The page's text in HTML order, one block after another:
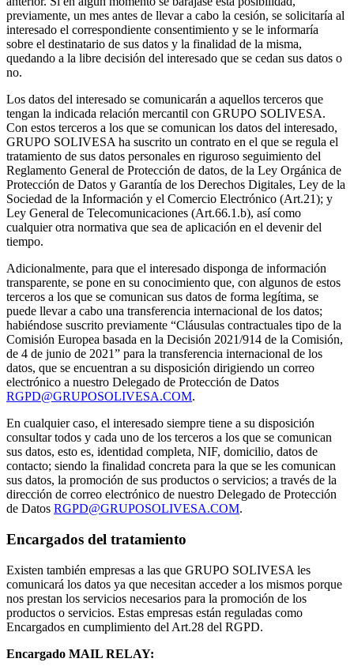
previamente, un mes antes de llevar a cabo la cesión, se solicitaría al
interesado el correspondiente consentimiento y se le informaría
sobre el destinatario de sus datos y la finalidad de la misma,
quedando a la libre decisión del interesado que se cedan sus datos o
no.
Los datos del interesado se comunicarán a aquellos terceros que
tengan la indicada relación mercantil con GRUPO SOLIVESA.
Con estos terceros a los que se comunican los datos del interesado,
GRUPO SOLIVESA ha suscrito un contrato en el que se regula el
tratamiento de sus datos personales en riguroso seguimiento del
Reglamento General de Protección de datos, de la Ley Orgánica de
Protección de Datos y Garantía de los Derechos Digitales, Ley de la
Sociedad de la Información y el Comercio Electrónico (Art.21); y
Ley General de Telecomunicaciones (Art.66.1.b), así como
cualquier otra normativa que sea de aplicación en el devenir del
tiempo.
Adicionalmente, para que el interesado disponga de información
transparente, se pone en su conocimiento que, con algunos de estos
terceros a los que se comunican sus datos de forma legítima, se
puede llevar a cabo una transferencia internacional de los datos;
habiéndose suscrito previamente “Cláusulas contractuales tipo de la
Comisión Europea basada en la Decisión 2021/914 de la Comisión,
de 4 de junio de 2021” para la transferencia internacional de los
datos, que se encuentran a su disposición dirigiendo un correo
electrónico a nuestro Delegado de Protección de Datos
RGPD@GRUPOSOLIVESA.COM.
En cualquier caso, el interesado siempre tiene a su disposición
consultar todos y cada uno de los terceros a los que se comunican
sus datos, esto es, identidad completa, NIF, domicilio, datos de
contacto; siendo la finalidad concreta para la que se les comunican
sus datos, la promoción de sus productos o servicios; a través de la
dirección de correo electrónico de nuestro Delegado de Protección
de Datos RGPD@GRUPOSOLIVESA.COM.
Encargados del tratamiento
Existen también empresas a las que GRUPO SOLIVESA les
comunicará los datos ya que necesitan acceder a los mismos porque
nos prestan los servicios necesarios para la promoción de los
productos o servicios. Estas empresas están reguladas como
Encargados en cumplimiento del Art.28 del RGPD.
Encargado MAIL RELAY: